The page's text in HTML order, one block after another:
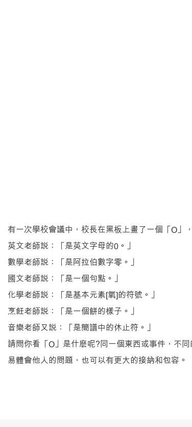
有一次學校會議中，校長在黑板上畫了一個「O」
英文老師說：「是英文字母的0。」
數學老師說：「是阿拉伯數字零。」
國文老師說：「是一個句點。」
化學老師說：「是基本元素[氧]的符號。」
烹飪老師說：「是一個餅的樣子。」
音樂老師又說：「是簡譜中的休止符。」
請問你看「O」是什麽呢?同一個東西或事件，不
易體會他人的問題，也可以有更大的接納和包容。